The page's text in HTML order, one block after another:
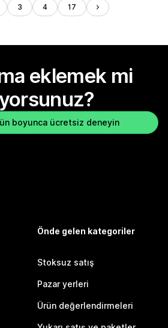
3 4 17
eklemek mi
boyunca ücretsiz deneyin
Önde gelen kategoriler
Stoksuz satış
Pazar yerleri
Ürün değerlendirmeleri